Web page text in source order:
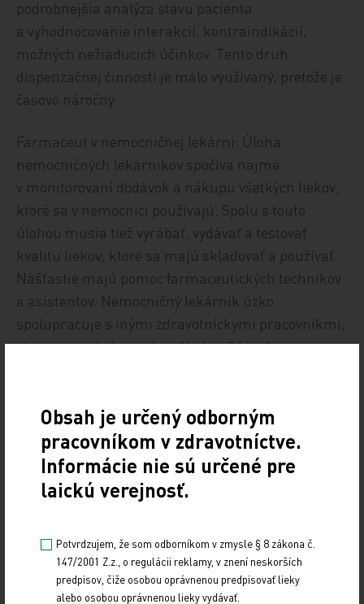
podrobnejšia analýza stavu pacienta
a vyhodnocovanie interakcií, kontraindikácií,
možných nežiaducich účinkov. Tento druh
dispenzačnej činnosti je málo využívaný, pretože je
časovo náročný.
Farmaceut v nemocničnej lekárni: Úloha
nemocničných lekárnikov spočíva najmä
v monitorovaní dodávok a nákupu všetkých liekov,
ktoré sa v nemocnici používajú. Spolu s touto
úlohou musia tiež vyrábať, vydávať a testovať
kvalitu liekov, ktoré sa majú skladovať a používať.
Našťastie majú pomoc farmaceutických technikov
a asistentov. Nemocničný lekárnik úzko
spolupracuje s inými zdravotníckymi pracovníkmi,
aby sa zaistila bezpečnosť lieku. Súčasťou
v špecializačnom odbore lekárenstvo a následne
klinická farmácia, stáva plnohodnotným klinickým
farmaceutom.
Klinický farmaceut často pracuje
farmaceutickej praxe. Klinickí farmaceuti
spolupracujú s inými odborníkmi v oblasti
starostlivosti, ako sú lekári a zdravotné sestry.
Obsah je určený odborným
pracovníkom v zdravotníctve.
Informácie nie sú určené pre
laickú verejnosť.
Potvrdzujem, že som odborníkom v zmysle § 8 zákona č.
147/2001 Z.z., o regulácii reklamy, v znení neskorších
predpisov, čiže osobou oprávnenou predpisovať lieky
alebo osobou oprávnenou lieky vydávať.